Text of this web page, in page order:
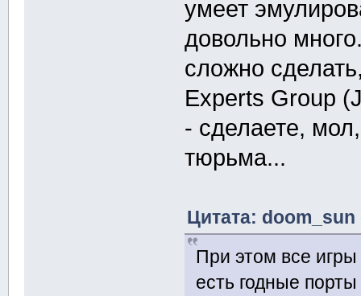
умеет
довольно
сложно
Experts Group
- сделаете,
тюрьма...
Цитата: doom_sun
При этом все
есть годные